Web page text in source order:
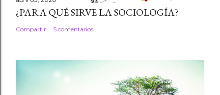
¿PARA QUÉ SIRVE LA SOCIOLOGÍA?
Compartir 5 comentarios